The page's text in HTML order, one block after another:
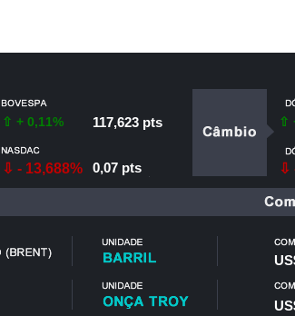
⇧ + 0,11% 117,623 pts
⇩ - 13,688% 0,07 pts
⇧
⇩